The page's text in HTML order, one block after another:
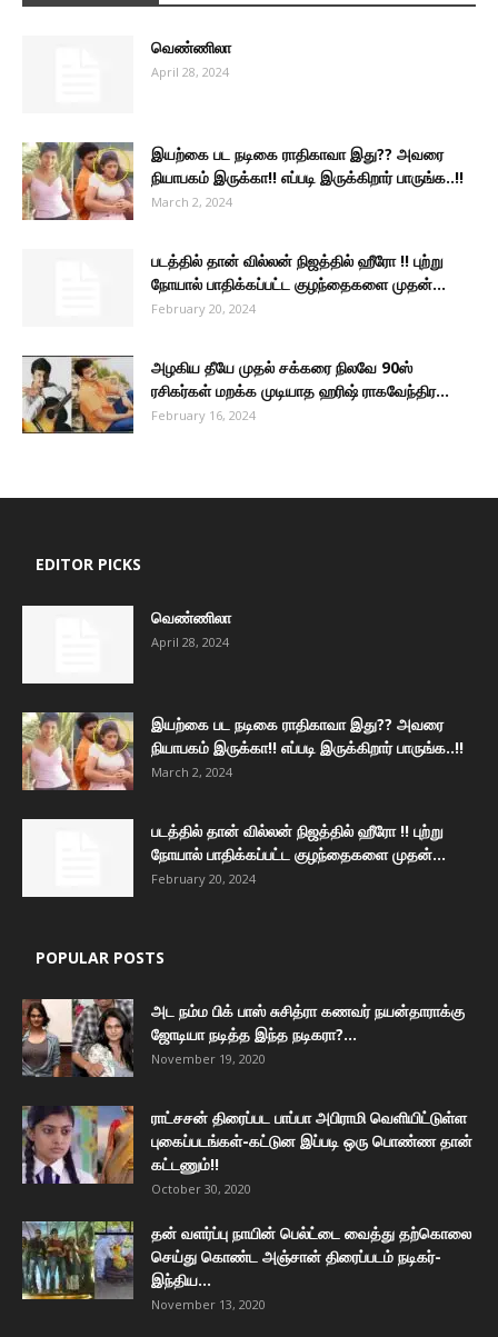
வெண்ணிலா
April 28, 2024
இயற்கை பட நடிகை ராதிகாவா இது?? அவரை
நியாபகம் இருக்கா!! எப்படி இருக்கிறார் பாருங்க..!!
March 2, 2024
படத்தில் தான் வில்லன் நிஜத்தில் ஹீரோ !! புற்று
நோயால் பாதிக்கப்பட்ட குழந்தைகளை முதன்...
February 20, 2024
அழகிய தீயே முதல் சக்கரை நிலவே 90ஸ்
ரசிகர்கள் மறக்க முடியாத ஹரிஷ் ராகவேந்திர...
February 16, 2024
EDITOR PICKS
வெண்ணிலா
April 28, 2024
இயற்கை பட நடிகை ராதிகாவா இது?? அவரை
நியாபகம் இருக்கா!! எப்படி இருக்கிறார் பாருங்க..!!
March 2, 2024
படத்தில் தான் வில்லன் நிஜத்தில் ஹீரோ !! புற்று
நோயால் பாதிக்கப்பட்ட குழந்தைகளை முதன்...
February 20, 2024
POPULAR POSTS
அட நம்ம பிக் பாஸ் சுசித்ரா கணவர் நயன்தாராக்கு
ஜோடியா நடித்த இந்த நடிகரா?...
November 19, 2020
ராட்சசன் திரைப்பட பாப்பா அபிராமி வெளியிட்டுள்ள
புகைப்படங்கள்-கட்டுன இப்படி ஒரு பொண்ண தான்
கட்டணும்!!
October 30, 2020
தன் வளர்ப்பு நாயின் பெல்ட்டை வைத்து தற்கொலை
செய்து கொண்ட அஞ்சான் திரைப்படம் நடிகர்-
இந்திய...
November 13, 2020